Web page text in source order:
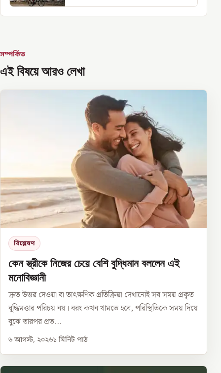
সম্পর্কিত
এই বিষয়ে আরও লেখা
বিশ্লেষণ
কেন স্ত্রীকে নিজের চেয়ে বেশি বুদ্ধিমান বললেন এই
মনোবিজ্ঞানী
দ্রুত উত্তর দেওয়া বা তাৎক্ষণিক প্রতিক্রিয়া দেখানোই সব সময় প্রকৃত
বুদ্ধিমত্তার পরিচয় নয়। বরং কখন থামতে হবে, পরিস্থিতিকে সময় দিয়ে
বুঝে তারপর প্রত...
৬ আগস্ট, ২০২৬১ মিনিট পাঠ